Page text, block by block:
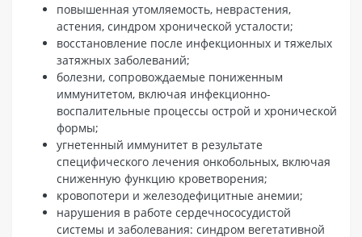
повышенная утомляемость, неврастения,
астения, синдром хронической усталости;
восстановление после инфекционных и тяжелых
затяжных заболеваний;
болезни, сопровождаемые пониженным
иммунитетом, включая инфекционно-
воспалительные процессы острой и хронической
формы;
угнетенный иммунитет в результате
специфического лечения онкобольных, включая
сниженную функцию кроветворения;
кровопотери и железодефицитные анемии;
нарушения в работе сердечнососудистой
системы и заболевания: синдром вегетативной